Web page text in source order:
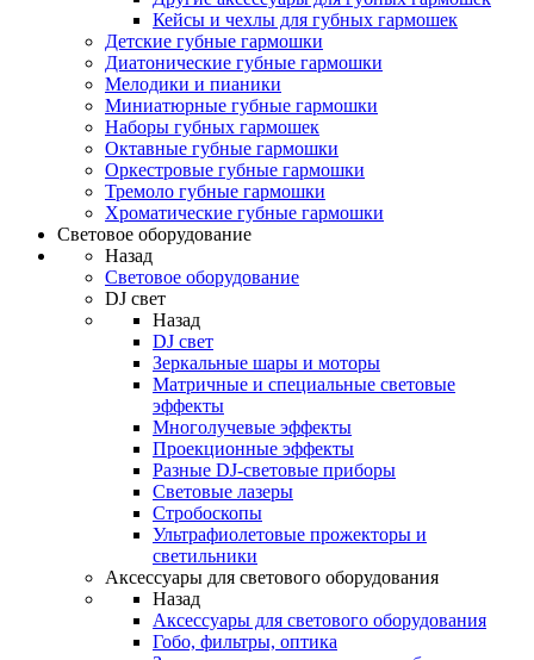
Кейсы и чехлы для губных гармошек
Детские губные гармошки
Диатонические губные гармошки
Мелодики и пианики
Миниатюрные губные гармошки
Наборы губных гармошек
Октавные губные гармошки
Оркестровые губные гармошки
Тремоло губные гармошки
Хроматические губные гармошки
Световое оборудование
Назад
Световое оборудование
DJ свет
Назад
DJ свет
Зеркальные шары и моторы
Матричные и специальные световые
эффекты
Многолучевые эффекты
Проекционные эффекты
Разные DJ-световые приборы
Световые лазеры
Стробоскопы
Ультрафиолетовые прожекторы и
светильники
Аксессуары для светового оборудования
Назад
Аксессуары для светового оборудования
Гобо, фильтры, оптика